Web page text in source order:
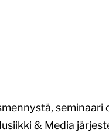
& Media